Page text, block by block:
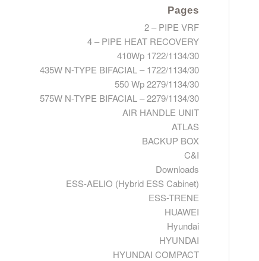
Pages
2 – PIPE VRF
4 – PIPE HEAT RECOVERY
410Wp 1722/1134/30
435W N-TYPE BIFACIAL – 1722/1134/30
550 Wp 2279/1134/30
575W N-TYPE BIFACIAL – 2279/1134/30
AIR HANDLE UNIT
ATLAS
BACKUP BOX
C&I
Downloads
ESS-AELIO (Hybrid ESS Cabinet)
ESS-TRENE
HUAWEI
Hyundai
HYUNDAI
HYUNDAI COMPACT